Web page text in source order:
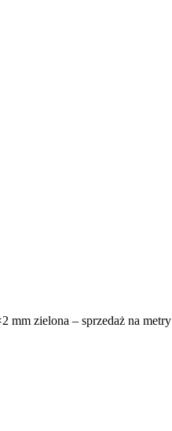
mm zielona – sprzedaż na metry